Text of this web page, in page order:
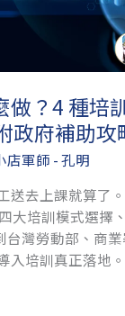
做？4 種培
府補助攻
店軍師 - 孔明
送去上課就算了
大培訓模式選擇
台灣勞動部、商
入培訓真正落地。